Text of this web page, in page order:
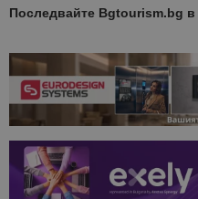
Последвайте Bgtourism.bg в